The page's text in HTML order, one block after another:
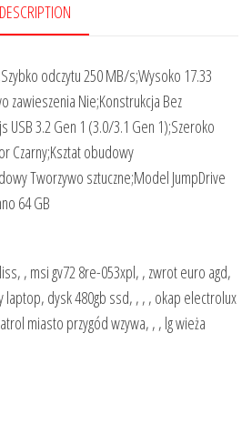
DESCRIPTION
odczytu 250 MB/s;Wysoko 17.33
zawieszenia Nie;Konstrukcja Bez
USB 3.2 Gen 1 (3.0/3.1 Gen 1);Szeroko
Czarny;Ksztat obudowy
Tworzywo sztuczne;Model JumpDrive
64 GB
, msi gv72 8re-053xpl, , zwrot euro agd,
laptop, dysk 480gb ssd, , , , okap electrolux
miasto przygód wzywa, , , lg wieża